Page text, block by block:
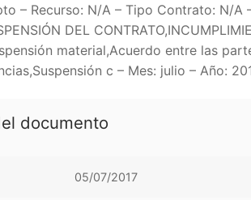
– Recurso: N/A – Tipo Contrato: N/A
DEL
material,Acuerdo entre las
c – Mes: julio – Año:
documento
05/07/2017